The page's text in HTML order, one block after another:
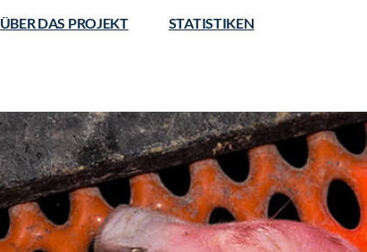
ÜBER DAS PROJEKT STATISTIKEN